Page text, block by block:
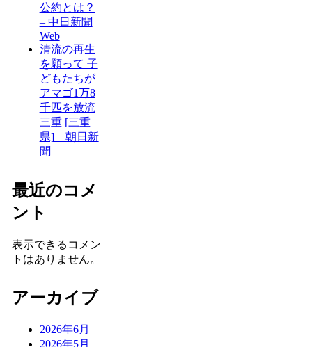
公約とは？
– 中日新聞
Web
清流の再生
を願って 子
どもたちが
アマゴ1万8
千匹を放流
三重 [三重
県] – 朝日新
聞
最近のコメ
ント
表示できるコメン
トはありません。
アーカイブ
2026年6月
2026年5月